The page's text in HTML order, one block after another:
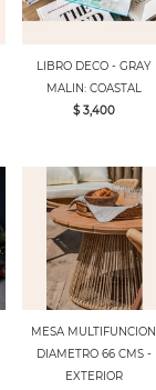
LIBRO DECO - GRAY
MALIN: COASTAL
$ 3,400
MESA MULTIFUNCION
DIAMETRO 66 CMS -
EXTERIOR